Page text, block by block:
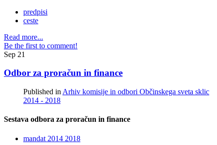
predpisi
ceste
Read more...
Be the first to comment!
Sep 21
Odbor za proračun in finance
Published in Arhiv komisije in odbori Občinskega sveta sklic
2014 - 2018
Sestava odbora za proračun in finance
mandat 2014 2018